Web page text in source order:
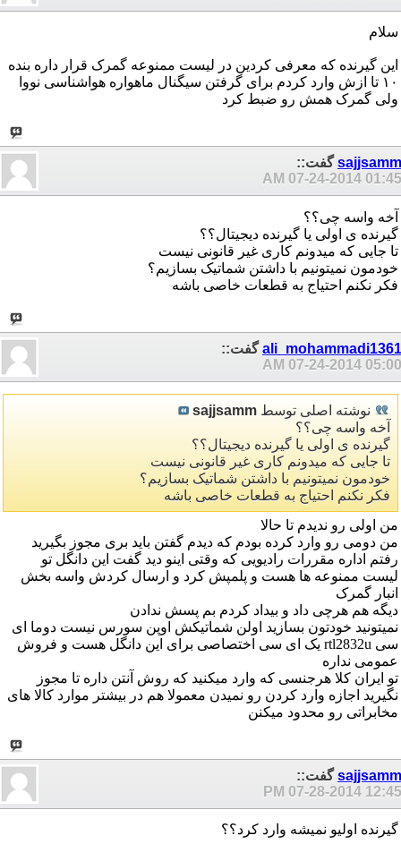
سلام
این گیرنده که معرفی کردین در لیست ممنوعه گمرک قرار داره بنده
۱۰ تا ازش وارد کردم برای گرفتن سیگنال ماهواره هواشناسی نووا
ولی گمرک همش رو ضبط کرد
sajjsammگفت::
07-24-2014 01:45 AM
آخه واسه چی؟؟
گیرنده ی اولی یا گیرنده دیجیتال؟؟
تا جایی که میدونم کاری غیر قانونی نیست
خودمون نمیتونیم با داشتن شماتیک بسازیم؟
فکر نکنم احتیاج به قطعات خاصی باشه
ali_mohammadi1361گفت::
07-24-2014 05:00 AM
نوشته اصلی توسط sajjsamm
آخه واسه چی؟؟
گیرنده ی اولی یا گیرنده دیجیتال؟؟
تا جایی که میدونم کاری غیر قانونی نیست
خودمون نمیتونیم با داشتن شماتیک بسازیم؟
فکر نکنم احتیاج به قطعات خاصی باشه
من اولی رو ندیدم تا حالا
من دومی رو وارد کرده بودم که دیدم گفتن باید بری مجوز بگیرید
رفتم اداره مقررات رادیویی که وقتی اینو دید گفت این دانگل تو
لیست ممنوعه ها هست و پلمپش کرد و ارسال کردش واسه بخش
انبار گمرک
دیگه هم هرچی داد و بیداد کردم بم پسش ندادن
نمیتونید خودتون بسازید اولن شماتیکش اوپن سورس نیست دوما ای
سی rtl2832u یک ای سی اختصاصی برای این دانگل هست و فروش
عمومی نداره
تو ایران کلا هرجنسی که وارد میکنید که روش آنتن داره تا مجوز
نگیرید اجازه وارد کردن رو نمیدن معمولا هم در بیشتر موارد کالا های
مخابراتی رو محدود میکنن
sajjsammگفت::
07-28-2014 12:45 PM
گیرنده اولیو نمیشه وارد کرد؟؟